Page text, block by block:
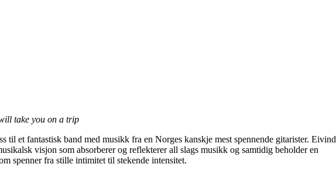
take you on a trip
til et fantastisk band med musikk fra en Norges kanskje mest spennende gitarister. Eivind
visjon som absorberer og reflekterer all slags musikk og samtidig beholder en
spenner fra stille intimitet til stekende intensitet.